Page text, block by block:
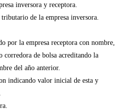
inversora y receptora.
de la empresa inversora.
por la empresa receptora con nombre,
de bolsa acreditando la
del año anterior.
indicando valor inicial de esta y